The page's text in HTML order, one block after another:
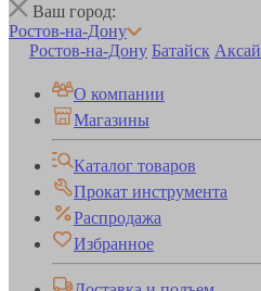
Ваш город:
Ростов-на-Дону
Ростов-на-Дону Батайск Аксай
О компании
Магазины
Каталог товаров
Прокат инструмента
Распродажа
Избранное